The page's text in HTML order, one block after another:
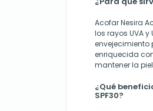
Acofar Nesira
los rayos UVA
envejecimiento
enriquecida
mantener la
¿Qué
SPF30?